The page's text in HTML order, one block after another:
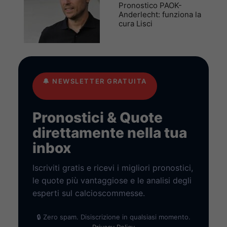
Pronostico PAOK-
Anderlecht: funziona la
cura Lisci
🔔 NEWSLETTER GRATUITA
Pronostici & Quote
direttamente nella tua
inbox
Iscriviti gratis e ricevi i migliori pronostici,
le quote più vantaggiose e le analisi degli
esperti sul calcioscommesse.
🔒 Zero spam. Disiscrizione in qualsiasi momento.